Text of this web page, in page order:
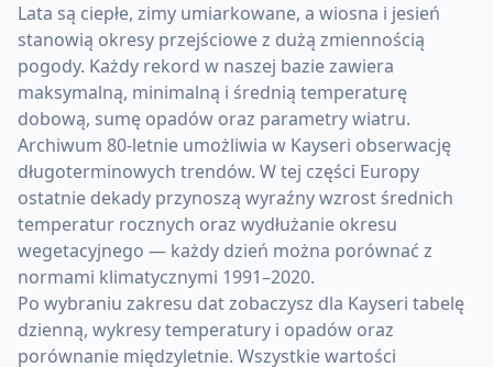
Lata są ciepłe, zimy umiarkowane, a wiosna i jesień
stanowią okresy przejściowe z dużą zmiennością
pogody. Każdy rekord w naszej bazie zawiera
maksymalną, minimalną i średnią temperaturę
dobową, sumę opadów oraz parametry wiatru.
Archiwum 80-letnie umożliwia w Kayseri obserwację
długoterminowych trendów. W tej części Europy
ostatnie dekady przynoszą wyraźny wzrost średnich
temperatur rocznych oraz wydłużanie okresu
wegetacyjnego — każdy dzień można porównać z
normami klimatycznymi 1991–2020.
Po wybraniu zakresu dat zobaczysz dla Kayseri tabelę
dzienną, wykresy temperatury i opadów oraz
porównanie międzyletnie. Wszystkie wartości